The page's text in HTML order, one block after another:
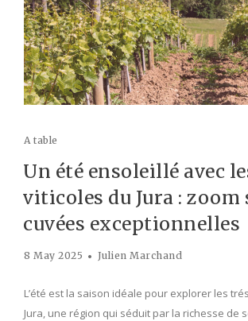
A table
Un été ensoleillé avec
viticoles du Jura : zoom
cuvées exceptionnelles
8 May 2025 Julien Marchand
L’été est la saison idéale pour explorer les
Jura, une région qui séduit par la richesse de